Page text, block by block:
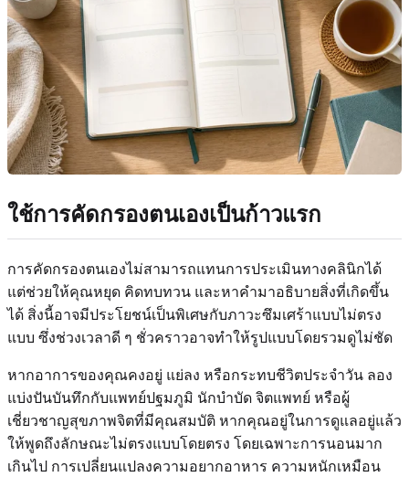
ใช้การคัดกรองตนเองเป็นก้าวแรก
การคัดกรองตนเองไม่สามารถแทนการประเมินทางคลินิกได้
แต่ช่วยให้คุณหยุด คิดทบทวน และหาคำมาอธิบายสิ่งที่เกิดขึ้น
ได้ สิ่งนี้อาจมีประโยชน์เป็นพิเศษกับภาวะซึมเศร้าแบบไม่ตรง
แบบ ซึ่งช่วงเวลาดี ๆ ชั่วคราวอาจทำให้รูปแบบโดยรวมดูไม่ชัด
หากอาการของคุณคงอยู่ แย่ลง หรือกระทบชีวิตประจำวัน ลอง
แบ่งปันบันทึกกับแพทย์ปฐมภูมิ นักบำบัด จิตแพทย์ หรือผู้
เชี่ยวชาญสุขภาพจิตที่มีคุณสมบัติ หากคุณอยู่ในการดูแลอยู่แล้ว
ให้พูดถึงลักษณะไม่ตรงแบบโดยตรง โดยเฉพาะการนอนมาก
เกินไป การเปลี่ยนแปลงความอยากอาหาร ความหนักเหมือน